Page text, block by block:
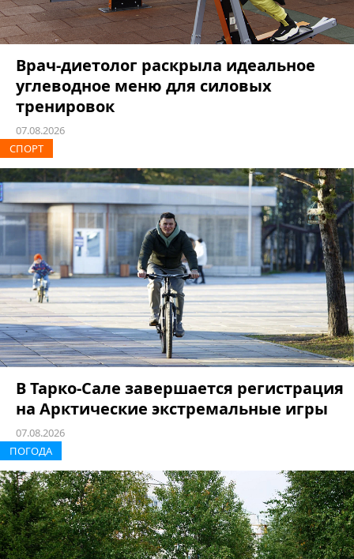
Врач-диетолог раскрыла идеальное
углеводное меню для силовых
тренировок
07.08.2026
СПОРТ
В Тарко-Сале завершается регистрация
на Арктические экстремальные игры
07.08.2026
ПОГОДА